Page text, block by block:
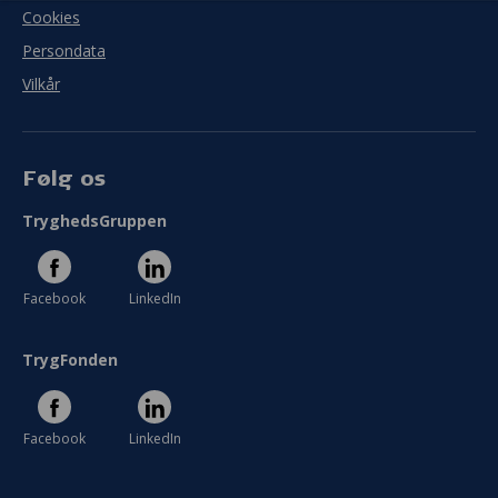
Cookies
Persondata
Vilkår
Følg os
TryghedsGruppen
Facebook LinkedIn
TrygFonden
Facebook LinkedIn